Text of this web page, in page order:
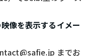
像を表示するイメー
までお